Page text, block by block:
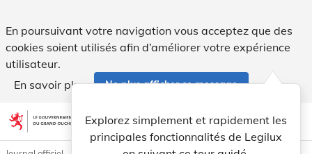
En poursuivant votre navigation vous acceptez que des
cookies soient utilisés afin d’améliorer votre expérience
utilisateur.
En savoir plus
Ne plus afficher ce message
Aller au contenu account_circle help Aide
Explorez simplement et rapidement les
principales fonctionnalités de Legilux
light_mode dark_mode